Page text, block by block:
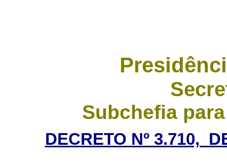
Subchefia
DECRETO Nº 3.710,